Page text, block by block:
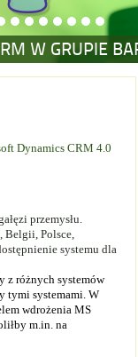
W GRUPIE
Dynamics CRM 4.0
przemysłu.
Belgii, Polsce,
systemu dla
z różnych systemów
tymi systemami. W
wdrożenia MS
m.in. na